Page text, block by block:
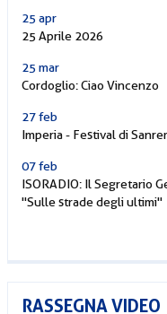
25 apr
25 Aprile 2026
25 mar
Cordoglio: Ciao Vincenzo
27 feb
Imperia - Festival di
07 feb
ISORADIO: Il Segretario
"Sulle strade degli ultimi"
RASSEGNA VIDEO